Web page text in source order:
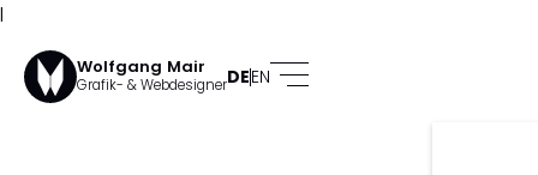
l
Wolfgang Mair
Grafik- & WebdesignerDEEN